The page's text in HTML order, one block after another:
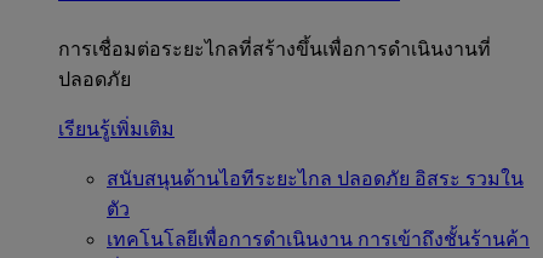
การเชื่อมต่อระยะไกลที่สร้างขึ้นเพื่อการดำเนินงานที่
ปลอดภัย
เรียนรู้เพิ่มเติม
สนับสนุนด้านไอทีระยะไกล ปลอดภัย อิสระ รวมใน
ตัว
เทคโนโลยีเพื่อการดำเนินงาน การเข้าถึงชั้นร้านค้า